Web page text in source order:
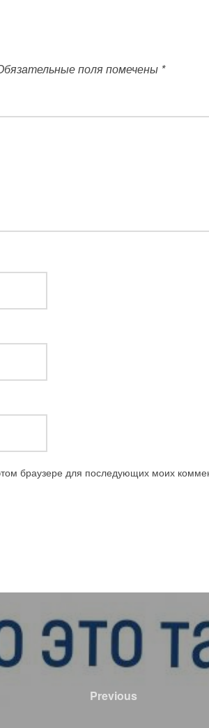
поля помечены *
браузере для последующих моих
Previous
Previous